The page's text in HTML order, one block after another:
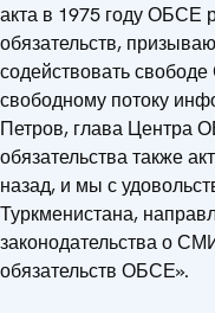
акта в 1975 году ОБСЕ
обязательств,
содействовать
свободному потоку
Петров, глава Центра
обязательства также
назад, и мы с
Туркменистана,
законодательства о
обязательств ОБСЕ».